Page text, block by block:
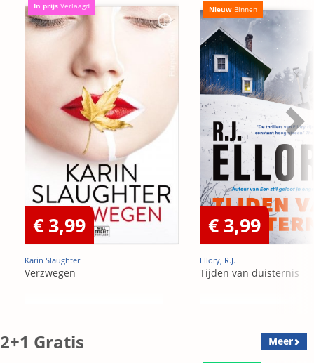
In prijs Verlaagd
€ 3,99
Karin Slaughter
Verzwegen
Nieuw Binnen
€ 3,99
Ellory, R.J.
Tijden van duisternis
2+1 Gratis Meer